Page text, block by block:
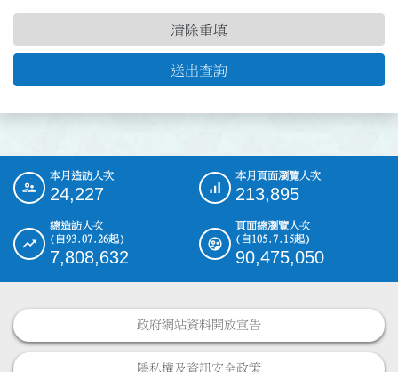
送出查詢
清除重填
::: 本月造訪人次
24,227
本月頁面瀏覽人次
213,895
總造訪人次
(自93.07.26起)
7,808,632
頁面總瀏覽人次
(自105.7.15起)
90,475,050
政府網站資料開放宣告
隱私權及資訊安全政策